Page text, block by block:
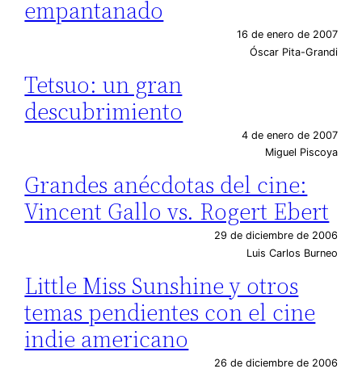
empantanado
16 de enero de 2007
Óscar Pita-Grandi
Tetsuo: un gran
descubrimiento
4 de enero de 2007
Miguel Piscoya
Grandes anécdotas del cine:
Vincent Gallo vs. Rogert Ebert
29 de diciembre de 2006
Luis Carlos Burneo
Little Miss Sunshine y otros
temas pendientes con el cine
indie americano
26 de diciembre de 2006